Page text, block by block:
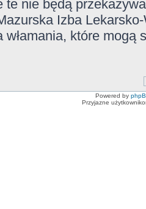
te nie będą
Izba
włamania, które
Powered by
Przyjazne